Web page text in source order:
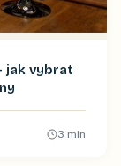
jak vybrat
3 min